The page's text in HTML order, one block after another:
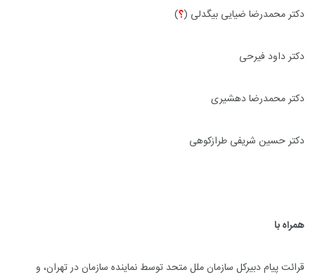
دکتر محمدرضا ضیایی بیگدلی (؟)
دکتر داود فیرحی
دکتر محمدرضا دهشیری
دکتر حسین شریفی طرازکوهی
همراه با
قرائت پیام دبیرکل سازمان ملل متحد توسط نماینده سازمان در تهران، و